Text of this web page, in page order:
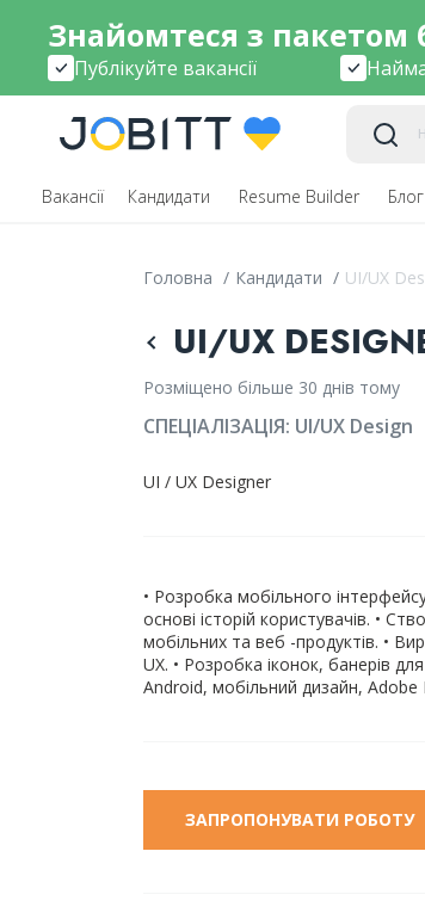
Знайомтеся з пакетом
Публікуйте вакансії
Вакансії Кандидати Resume Builder Блог
Головна / Кандидати / UI/UX
UI/UX
Розміщено більше 30 днів тому
СПЕЦІАЛІЗАЦІЯ: UI/UX Design
UI / UX Designer
• Розробка мобільного
основі історій користувачів. •
мобільних та веб -продуктів. •
UX. • Розробка іконок, банерів
Android, мобільний дизайн,
ЗАПРОПОНУВАТИ РОБОТУ